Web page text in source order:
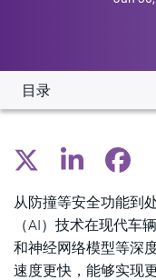
目录
嵌入式视觉处理器
ARC EV7xFS处理器
从防撞等安全功能到
（AI）技术在现代车
和神经网络模型等深
速度更快，能够实现